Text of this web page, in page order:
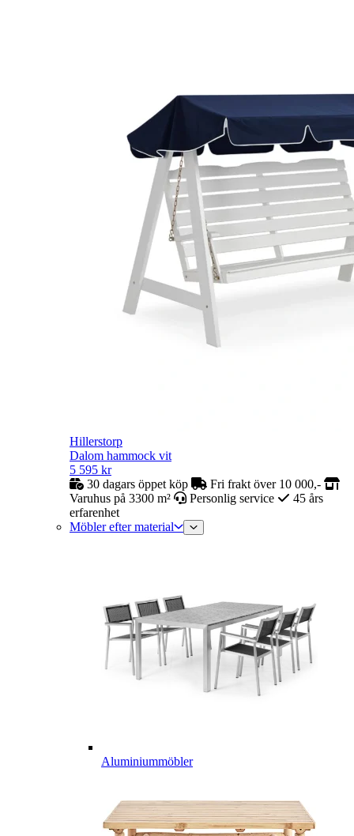
Hillerstorp
Dalom hammock vit
5 595 kr
30 dagars öppet köp
Fri frakt över 10 000,-
Varuhus på 3300 m²
Personlig service
45 års
erfarenhet
Möbler efter material
Aluminiummöbler